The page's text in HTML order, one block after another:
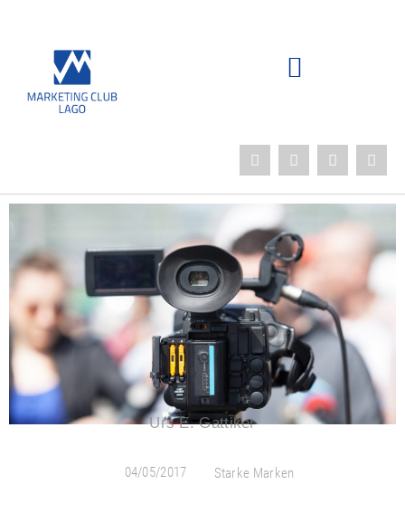
Urs E. Gattiker
04/05/2017 Starke Marken